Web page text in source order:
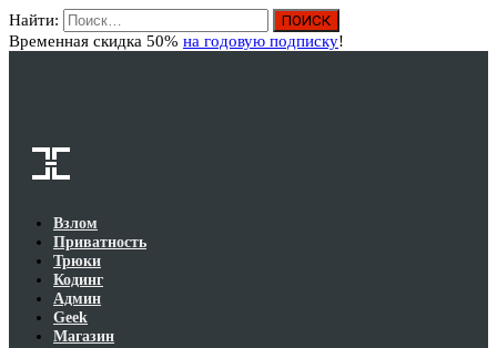
Найти:
Временная скидка 50% на годовую подписку!
Взлом
Приватность
Трюки
Кодинг
Админ
Geek
Магазин